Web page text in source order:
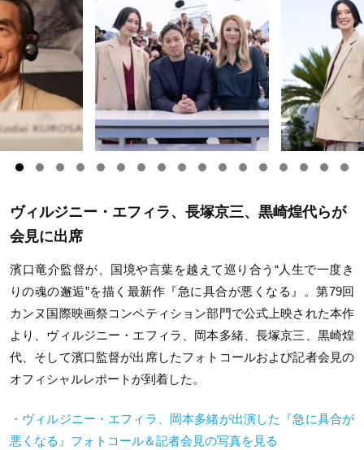
ヴィルジニー・エフィラ、長塚京三、黒崎煌代らが
会見に出席
濱口竜介監督が、国境や言葉を越えて巡り合う“人生で一度き
りの魂の邂逅”を描く最新作『急に具合が悪くなる』。第79回
カンヌ国際映画祭コンペティション部門で公式上映された本作
より、ヴィルジニー・エフィラ、岡本多緒、長塚京三、黒崎煌
代、そして濱口監督が出席したフォトコールおよび記者会見の
オフィシャルレポートが到着した。
・ヴィルジニー・エフィラ、岡本多緒が出演した『急に具合が
悪くなる』フォトコール＆記者会見の写真を見る